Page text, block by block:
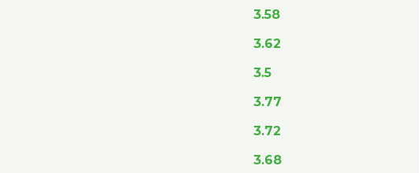
3.58
3.62
3.5
3.77
3.72
3.68